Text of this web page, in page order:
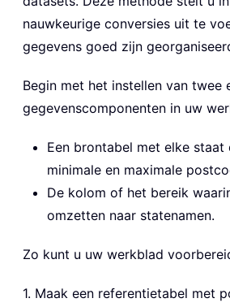
nauwkeurige conversies uit te
gegevens goed zijn
Begin met het instellen van twee
gegevenscomponenten in uw
Een brontabel met elke staat
minimale en maximale
De kolom of het bereik
omzetten naar statenamen.
Zo kunt u uw werkblad
1. Maak een referentietabel met